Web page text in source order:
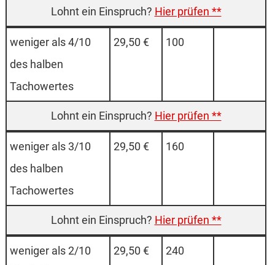
Hier prüfen **
weniger als 4/10
des halben
Tachowertes
29,50 € 100
Hier prüfen **
weniger als 3/10
des halben
Tachowertes
29,50 € 160
Hier prüfen **
weniger als 2/10
29,50 € 240